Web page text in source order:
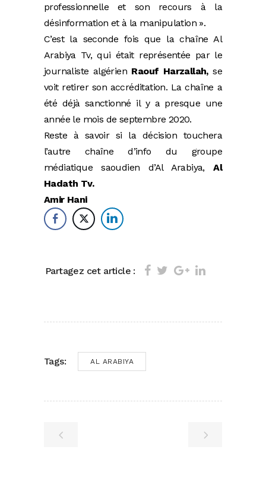
professionnelle et son recours à la
désinformation et à la manipulation ».
C’est la seconde fois que la chaîne Al
Arabiya Tv, qui était représentée par le
journaliste algérien Raouf Harzallah,se
voit retirer son accréditation. La chaîne a
été déjà sanctionné il y a presque une
année le mois de septembre 2020.
Reste à savoir si la décision touchera
l’autre chaîne d’info du groupe
médiatique saoudien d’Al Arabiya,Al
Hadath Tv.
Amir Hani
Partagez cet article :
Tags: AL ARABIYA